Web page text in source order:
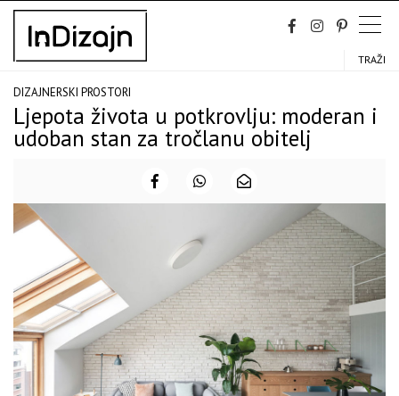
Skip
content
TRAŽI
DIZAJNERSKI PROSTORI
Ljepota života u potkrovlju: moderan i
udoban stan za tročlanu obitelj